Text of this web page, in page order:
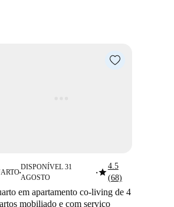
■
DISPONÍVEL 31
AGOSTO
■star4.5
(68)
em apartamento co-living de 4
mobiliado e com serviço